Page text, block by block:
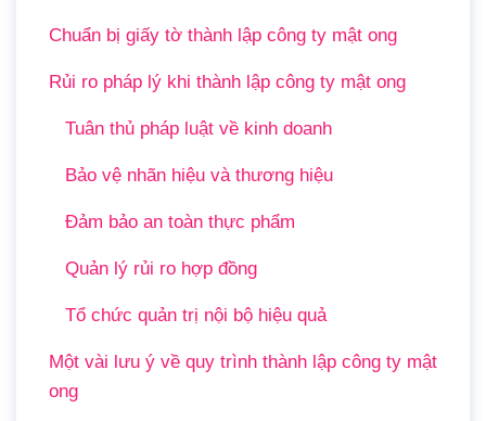
Chuẩn bị giấy tờ thành lập công ty mật ong
Rủi ro pháp lý khi thành lập công ty mật ong
Tuân thủ pháp luật về kinh doanh
Bảo vệ nhãn hiệu và thương hiệu
Đảm bảo an toàn thực phẩm
Quản lý rủi ro hợp đồng
Tổ chức quản trị nội bộ hiệu quả
Một vài lưu ý về quy trình thành lập công ty mật
ong